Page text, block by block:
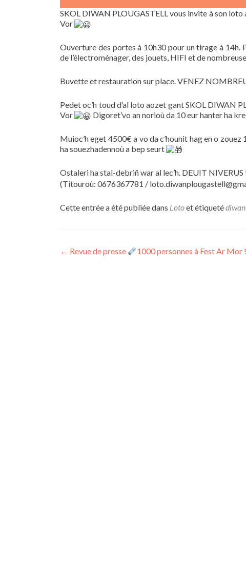
SKOL DIWAN PLOUGASTELL vous invite à son loto
Vor
Ouverture des portes à 10h30 pour un tirage à 14h.
de l’électroménager, des jouets, HIFI et de
Buvette et restauration sur place. VENEZ
Pedet oc’h toud d’al loto aozet gant SKOL DIWAN
Vor
Digoret’vo an norioù da 10 eur hanter ha
Muioc’h eget 4500€ a vo da c’hounit hag en o
ha souezhadennoù a bep seurt
Ostaleri ha stal-debriñ war al lec’h. DEUIT NIVERUS
(Titouroù: 0676367781 /
Cette entrée a été publiée dans Lotoet étiquetédiwan
Navigation
← Revue de presse 1000 personnes à Fest Ar Mor !